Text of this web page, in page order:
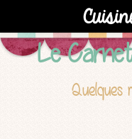
Le